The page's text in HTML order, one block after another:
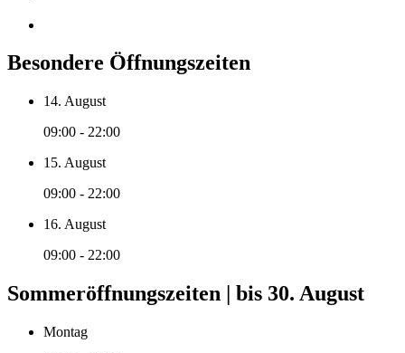
Besondere Öffnungszeiten
14. August
09:00 - 22:00
15. August
09:00 - 22:00
16. August
09:00 - 22:00
Sommeröffnungszeiten | bis 30. August
Montag